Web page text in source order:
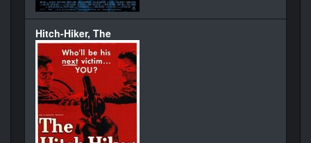
Hitch-Hiker, The